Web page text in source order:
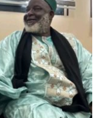
«
IL
UN